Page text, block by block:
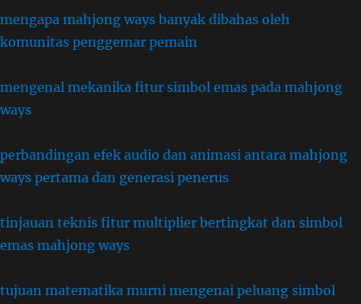
mengapa mahjong ways banyak dibahas oleh
komunitas penggemar pemain
mengenal mekanika fitur simbol emas pada mahjong
ways
perbandingan efek audio dan animasi antara mahjong
ways pertama dan generasi penerus
tinjauan teknis fitur multiplier bertingkat dan simbol
emas mahjong ways
tujuan matematika murni mengenai peluang simbol